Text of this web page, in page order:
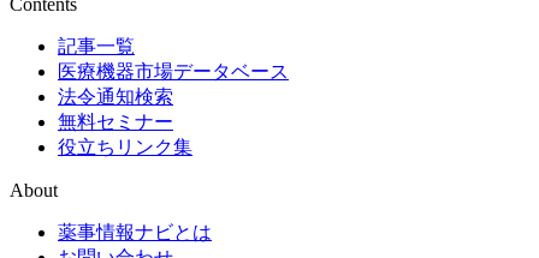
記事一覧
医療機器市場データベース
法令通知検索
無料セミナー
役立ちリンク集
About
薬事情報ナビとは